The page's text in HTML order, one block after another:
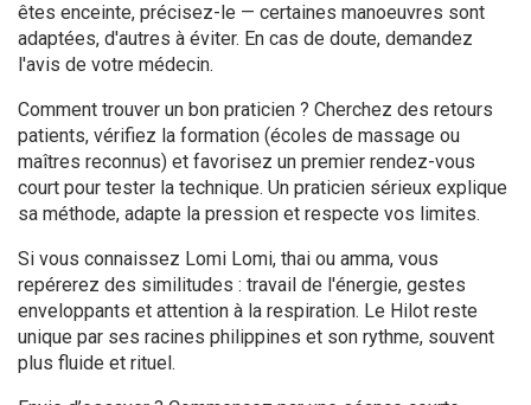
êtes enceinte, précisez-le — certaines manoeuvres sont
adaptées, d'autres à éviter. En cas de doute, demandez
l'avis de votre médecin.
Comment trouver un bon praticien ? Cherchez des retours
patients, vérifiez la formation (écoles de massage ou
maîtres reconnus) et favorisez un premier rendez-vous
court pour tester la technique. Un praticien sérieux explique
sa méthode, adapte la pression et respecte vos limites.
Si vous connaissez Lomi Lomi, thai ou amma, vous
repérerez des similitudes : travail de l'énergie, gestes
enveloppants et attention à la respiration. Le Hilot reste
unique par ses racines philippines et son rythme, souvent
plus fluide et rituel.